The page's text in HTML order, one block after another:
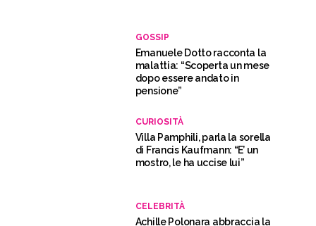
GOSSIP
Emanuele Dotto racconta la
malattia: “Scoperta un mese
dopo essere andato in
pensione”
CURIOSITÀ
Villa Pamphili, parla la sorella
di Francis Kaufmann: “E’ un
mostro, le ha uccise lui”
CELEBRITÀ
Achille Polonara abbraccia la